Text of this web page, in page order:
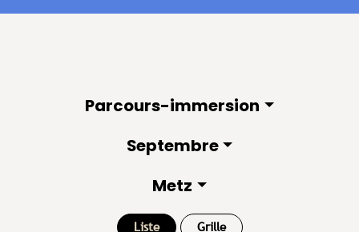
Parcours-immersion
Septembre
Metz
Liste Grille